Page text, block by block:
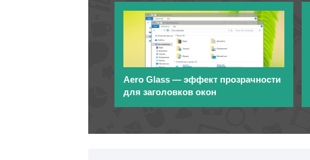
Aero Glass — эффект прозрачности
для заголовков окон